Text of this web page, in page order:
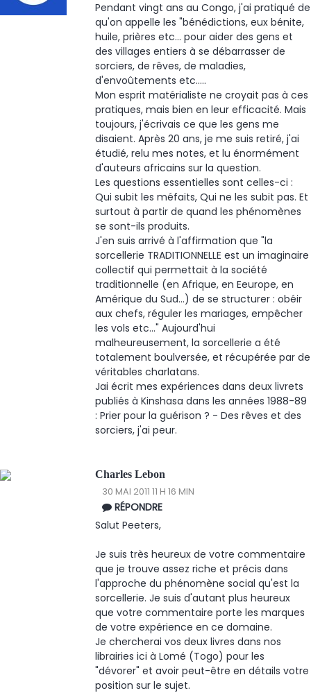
Pendant vingt ans au Congo, j'ai pratiqué de
qu'on appelle les "bénédictions, eux bénite,
huile, prières etc... pour aider des gens et
des villages entiers à se débarrasser de
sorciers, de rêves, de maladies,
d'envoûtements etc.....
Mon esprit matérialiste ne croyait pas à ces
pratiques, mais bien en leur efficacité. Mais
toujours, j'écrivais ce que les gens me
disaient. Après 20 ans, je me suis retiré, j'ai
étudié, relu mes notes, et lu énormément
d'auteurs africains sur la question.
Les questions essentielles sont celles-ci :
Qui subit les méfaits, Qui ne les subit pas. Et
surtout à partir de quand les phénomènes
se sont-ils produits.
J'en suis arrivé à l'affirmation que "la
sorcellerie TRADITIONNELLE est un imaginaire
collectif qui permettait à la société
traditionnelle (en Afrique, en Eeurope, en
Amérique du Sud...) de se structurer : obéir
aux chefs, réguler les mariages, empêcher
les vols etc..." Aujourd'hui
malheureusement, la sorcellerie a été
totalement boulversée, et récupérée par de
véritables charlatans.
Jai écrit mes expériences dans deux livrets
publiés à Kinshasa dans les années 1988-89
: Prier pour la guérison ? - Des rêves et des
sorciers, j'ai peur.
Charles Lebon
30 MAI 2011 11 H 16 MIN
RÉPONDRE
Salut Peeters,
Je suis très heureux de votre commentaire
que je trouve assez riche et précis dans
l'approche du phénomène social qu'est la
sorcellerie. Je suis d'autant plus heureux
que votre commentaire porte les marques
de votre expérience en ce domaine.
Je chercherai vos deux livres dans nos
librairies ici à Lomé (Togo) pour les
"dévorer" et avoir peut-être en détails votre
position sur le sujet.